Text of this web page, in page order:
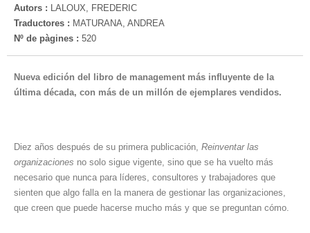
Autors : LALOUX, FREDERIC
Traductores : MATURANA, ANDREA
Nº de pàgines : 520
Nueva edición del libro de management más influyente de la
última década, con más de un millón de ejemplares vendidos.
Diez años después de su primera publicación, Reinventar las
organizaciones no solo sigue vigente, sino que se ha vuelto más
necesario que nunca para líderes, consultores y trabajadores que
sienten que algo falla en la manera de gestionar las organizaciones,
que creen que puede hacerse mucho más y que se preguntan cómo.